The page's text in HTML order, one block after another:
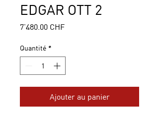
EDGAR OTT 2
7'480.00 CHFPrix
Quantité *
Ajouter au panier